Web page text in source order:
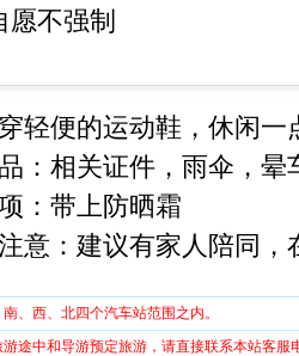
不强制
轻便的运动鞋，休闲一
：相关证件，雨伞，晕
：带上防晒霜
意：建议有家人陪同，
、西、北四个汽车站范围之内。
途中和导游预定旅游，请直接联系本站客服